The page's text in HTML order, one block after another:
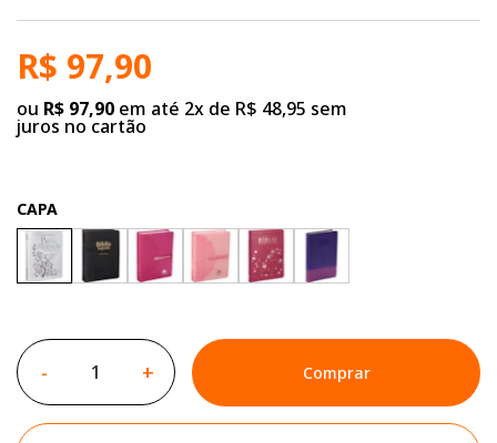
R$ 97,90
ou R$ 97,90 em até 2x de R$ 48,95 sem
juros no cartão
CAPA
- + Comprar